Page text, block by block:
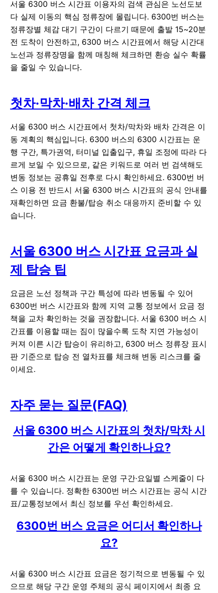
서울 6300 버스 시간표 이용자의 검색 관심은 노선도보
다 실제 이동의 핵심 정류장에 몰립니다. 6300번 버스는
정류장별 체감 대기 구간이 다르기 때문에 출발 15~20분
전 도착이 안전하고, 6300 버스 시간표에서 해당 시간대
노선과 정류장명을 함께 매칭해 체크하면 환승 실수 확률
을 줄일 수 있습니다.
첫차·막차·배차 간격 체크
서울 6300 버스 시간표에서 첫차/막차와 배차 간격은 이
동 계획의 핵심입니다. 6300 버스의 6300 시간표는 운
행 구간, 특가권역, 터미널 입출입구, 휴일 조정에 따라 다
르게 보일 수 있으므로, 같은 키워드로 여러 번 검색해도
변동 정보는 공휴일 전후로 다시 확인하세요. 6300번 버
스 이용 전 반드시 서울 6300 버스 시간표의 공식 안내를
재확인하면 요금 환불/탑승 취소 대응까지 준비할 수 있
습니다.
서울 6300 버스 시간표 요금과 실
제 탑승 팁
요금은 노선 정책과 구간 특성에 따라 변동될 수 있어
6300번 버스 시간표와 함께 지역 교통 정보에서 요금 정
책을 교차 확인하는 것을 권장합니다. 서울 6300 버스 시
간표를 이용할 때는 짐이 많을수록 도착 지연 가능성이
커져 이른 시간 탑승이 유리하고, 6300 버스 정류장 표시
판 기준으로 탑승 전 열차표를 체크해 변동 리스크를 줄
이세요.
자주 묻는 질문(FAQ)
서울 6300 버스 시간표의 첫차/막차 시
간은 어떻게 확인하나요?
서울 6300 버스 시간표는 운영 구간·요일별 스케줄이 다
를 수 있습니다. 정확한 6300번 버스 시간표는 공식 시간
표/교통정보에서 최신 정보를 우선 확인하세요.
6300번 버스 요금은 어디서 확인하나
요?
서울 6300 버스 시간표 요금은 정기적으로 변동될 수 있
으므로 해당 구간 운영 주체의 공식 페이지에서 최종 요